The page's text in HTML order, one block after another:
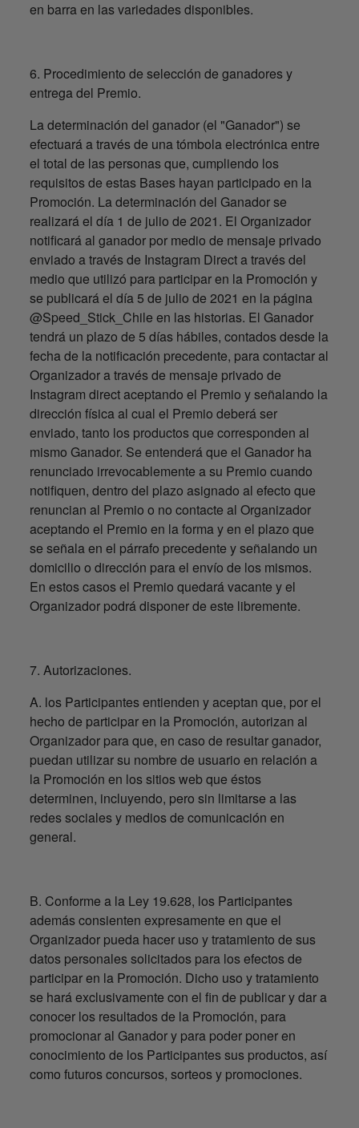
en barra en las variedades disponibles.
6. Procedimiento de selección de ganadores y
entrega del Premio.
La determinación del ganador (el "Ganador") se
efectuará a través de una tómbola electrónica entre
el total de las personas que, cumpliendo los
requisitos de estas Bases hayan participado en la
Promoción. La determinación del Ganador se
realizará el día 1 de julio de 2021. El Organizador
notificará al ganador por medio de mensaje privado
enviado a través de Instagram Direct a través del
medio que utilizó para participar en la Promoción y
se publicará el día 5 de julio de 2021 en la página
@Speed_Stick_Chile en las historias. El Ganador
tendrá un plazo de 5 días hábiles, contados desde la
fecha de la notificación precedente, para contactar al
Organizador a través de mensaje privado de
Instagram direct aceptando el Premio y señalando la
dirección física al cual el Premio deberá ser
enviado, tanto los productos que corresponden al
mismo Ganador. Se entenderá que el Ganador ha
renunciado irrevocablemente a su Premio cuando
notifiquen, dentro del plazo asignado al efecto que
renuncian al Premio o no contacte al Organizador
aceptando el Premio en la forma y en el plazo que
se señala en el párrafo precedente y señalando un
domicilio o dirección para el envío de los mismos.
En estos casos el Premio quedará vacante y el
Organizador podrá disponer de este libremente.
7. Autorizaciones.
A. los Participantes entienden y aceptan que, por el
hecho de participar en la Promoción, autorizan al
Organizador para que, en caso de resultar ganador,
puedan utilizar su nombre de usuario en relación a
la Promoción en los sitios web que éstos
determinen, incluyendo, pero sin limitarse a las
redes sociales y medios de comunicación en
general.
B. Conforme a la Ley 19.628, los Participantes
además consienten expresamente en que el
Organizador pueda hacer uso y tratamiento de sus
datos personales solicitados para los efectos de
participar en la Promoción. Dicho uso y tratamiento
se hará exclusivamente con el fin de publicar y dar a
conocer los resultados de la Promoción, para
promocionar al Ganador y para poder poner en
conocimiento de los Participantes sus productos, así
como futuros concursos, sorteos y promociones.